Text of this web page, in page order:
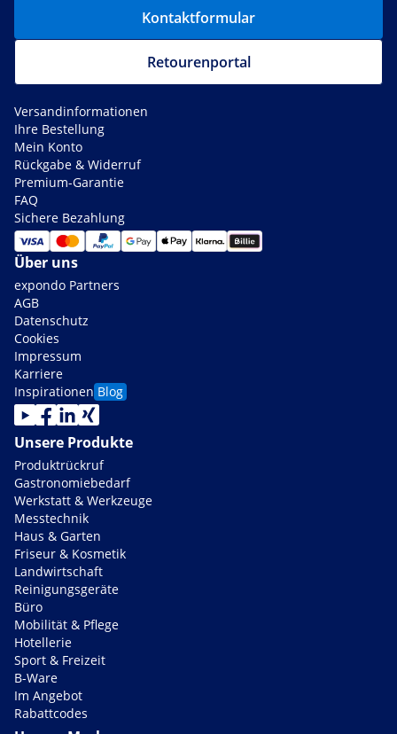
Kontaktformular
Retourenportal
Versandinformationen
Ihre Bestellung
Mein Konto
Rückgabe & Widerruf
Premium-Garantie
FAQ
Sichere Bezahlung
Über uns
expondo Partners
AGB
Datenschutz
Cookies
Impressum
Karriere
Inspirationen Blog
Unsere Produkte
Produktrückruf
Gastronomiebedarf
Werkstatt & Werkzeuge
Messtechnik
Haus & Garten
Friseur & Kosmetik
Landwirtschaft
Reinigungsgeräte
Büro
Mobilität & Pflege
Hotellerie
Sport & Freizeit
B-Ware
Im Angebot
Rabattcodes